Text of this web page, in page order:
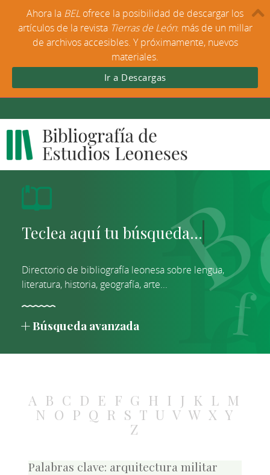
Directorio de bibliografía leonesa sobre lengua,
literatura, historia, geografía, arte...
Búsqueda avanzada
A B C D E F G H I J K L M
N O P Q R S T U V W X Y
Z
Palabras clave: arquitectura militar
Ahora la BEL ofrece la posibilidad de descargar los
artículos de la revista Tierras de León: más de un millar
de archivos accesibles. Y próximamente, nuevos
materiales.
Ir a Descargas